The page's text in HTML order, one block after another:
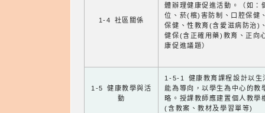
1-4 社區關係
體辦理健康促進活動。（如：
位、菸(檳)害防制、口腔保健
保健、性教育(含愛滋病防治)
健保(含正確用藥)教育、正向
康促進議題）
1-5 健康教學與活
動
1-5-1 健康教育課程設計以生
能為導向，以學生為中心的教
略。授課教師應建置個人教學
(含教案、教材及學習單等)